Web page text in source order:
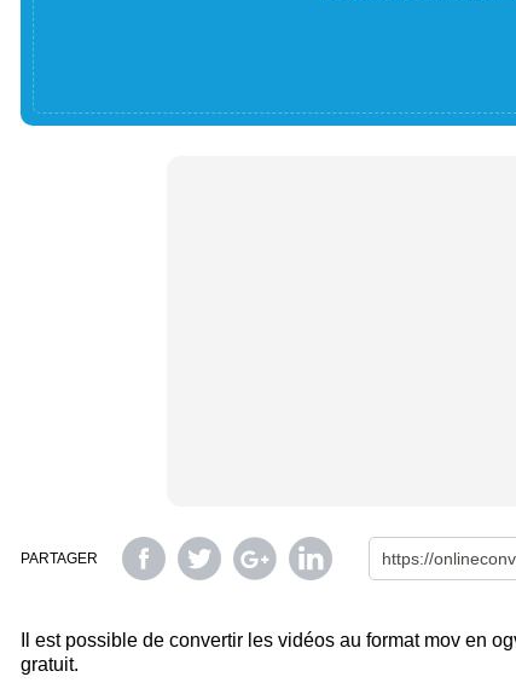
PARTAGER
Il est possible de convertir les vidéos au format mov en
gratuit.